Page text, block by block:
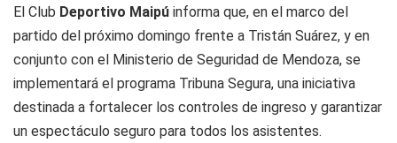
El Club Deportivo Maipú informa que, en el marco del
partido del próximo domingo frente a Tristán Suárez, y en
conjunto con el Ministerio de Seguridad de Mendoza, se
implementará el programa Tribuna Segura, una iniciativa
destinada a fortalecer los controles de ingreso y garantizar
un espectáculo seguro para todos los asistentes.